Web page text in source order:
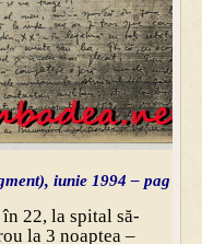
iunie 1994 – pag 4
22, la spital să-
la 3 noaptea –